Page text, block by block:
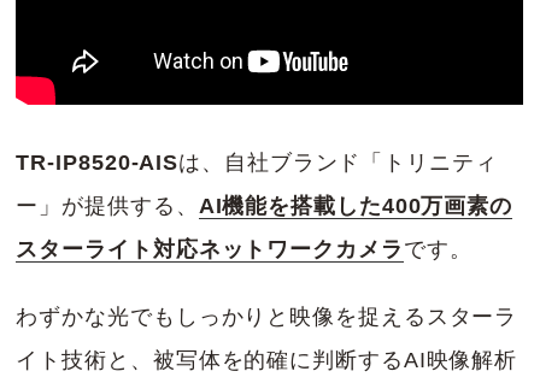
TR-IP8520-AISは、自社ブランド「トリニティ
ー」が提供する、 AI機能を搭載した400万画素の
スターライト対応ネットワークカメラ です。
わずかな光でもしっかりと映像を捉えるスターラ
イト技術と、被写体を的確に判断するAI映像解析